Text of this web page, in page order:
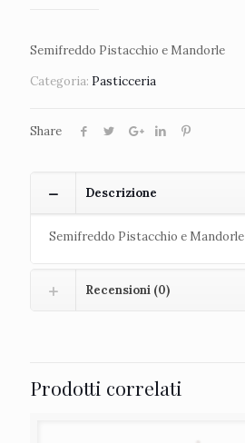
Semifreddo Pistacchio e Mandorle
Categoria: Pasticceria
Share
Descrizione
Semifreddo Pistacchio e Mandorle
Recensioni (0)
Prodotti correlati